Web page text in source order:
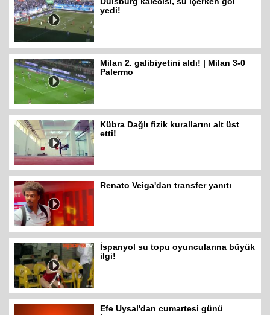
yedi!
Milan 2. galibiyetini aldı! | Milan 3-0
Palermo
Kübra Dağlı fizik kurallarını alt üst
etti!
Renato Veiga'dan transfer yanıtı
İspanyol su topu oyuncularına büyük
ilgi!
Efe Uysal'dan cumartesi günü